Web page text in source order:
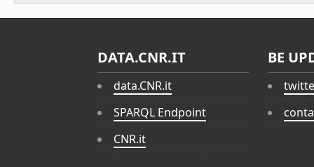
DATA.CNR.IT
data.CNR.it
SPARQL Endpoint
CNR.it
BE